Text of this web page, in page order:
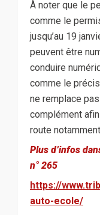
À noter que le
comme le
jusqu’au 19
peuvent être
conduire
comme le
ne remplace
complément
route
Plus d’infos
n° 265
https://
auto-ecole/